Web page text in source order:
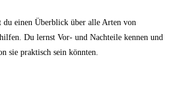
du einen Überblick über alle Arten von
Du lernst Vor- und Nachteile kennen und
sie praktisch sein könnten.